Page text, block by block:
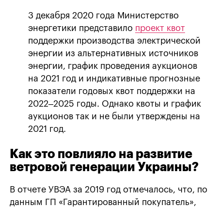
3 декабря 2020 года Министерство
энергетики представило проект квот
поддержки производства электрической
энергии из альтернативных источников
энергии, график проведения аукционов
на 2021 год и индикативные прогнозные
показатели годовых квот поддержки на
2022–2025 годы. Однако квоты и график
аукционов так и не были утверждены на
2021 год.
Как это повлияло на развитие
ветровой генерации Украины?
В отчете УВЭА за 2019 год отмечалось, что, по
данным ГП «Гарантированный покупатель»,